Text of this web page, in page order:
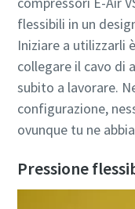
flessibili in un
Iniziare a utilizzarli
collegare il cavo di
subito a lavorare.
configurazione,
ovunque tu ne
Pressione